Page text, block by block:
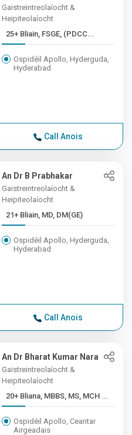
Gaistreintreolaíocht &
Heipiteolaíocht
25+ Bliain, FSGE, (PDCC...
Ospidéil Apollo, Hyderguda,
Hyderabad
Call Anois
An Dr B Prabhakar
Gaistreintreolaíocht &
Heipiteolaíocht
21+ Bliain, MD, DM(GE)
Ospidéil Apollo, Hyderguda,
Hyderabad
Call Anois
An Dr Bharat Kumar Nara
Gaistreintreolaíocht &
Heipiteolaíocht
20+ Bliana, MBBS, MS, MCH ...
Ospidéil Apollo, Ceantar
Airgeadais